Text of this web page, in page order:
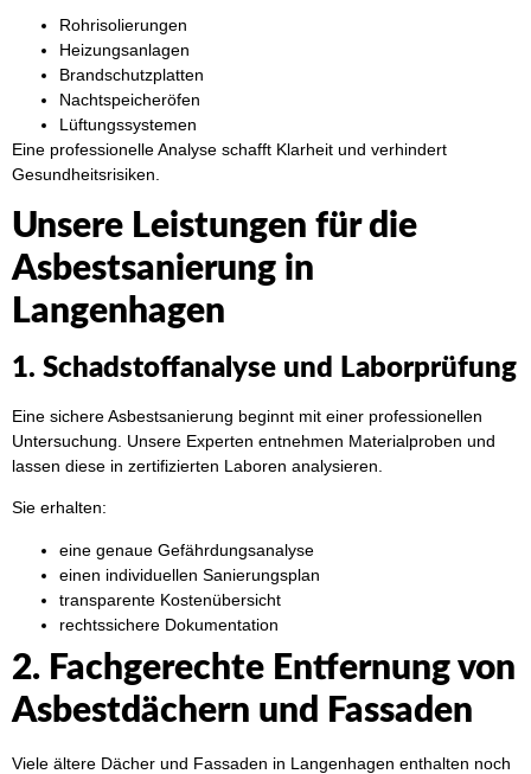
Rohrisolierungen
Heizungsanlagen
Brandschutzplatten
Nachtspeicheröfen
Lüftungssystemen
Eine professionelle Analyse schafft Klarheit und verhindert
Gesundheitsrisiken.
Unsere Leistungen für die
Asbestsanierung in
Langenhagen
1. Schadstoffanalyse und Laborprüfung
Eine sichere Asbestsanierung beginnt mit einer professionellen
Untersuchung. Unsere Experten entnehmen Materialproben und
lassen diese in zertifizierten Laboren analysieren.
Sie erhalten:
eine genaue Gefährdungsanalyse
einen individuellen Sanierungsplan
transparente Kostenübersicht
rechtssichere Dokumentation
2. Fachgerechte Entfernung von
Asbestdächern und Fassaden
Viele ältere Dächer und Fassaden in Langenhagen enthalten noch